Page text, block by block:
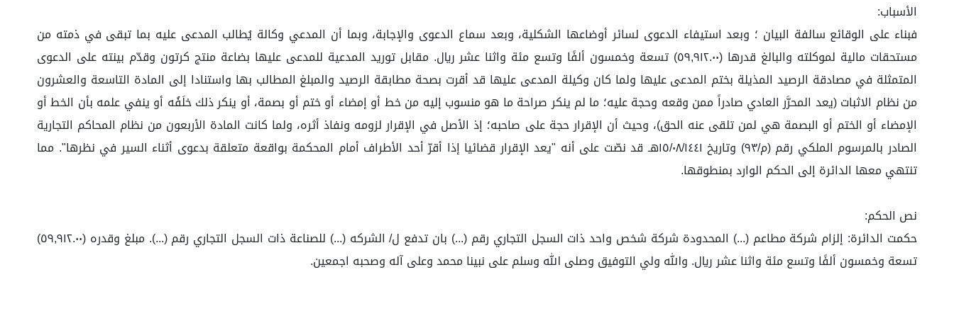
الأسباب:
فبناء على الوقائع سالفة البيان ؛ وبعد استيفاء الدعوى لسائر أوضاعها الشكلية، وبعد سماع الدعوى والإجابة، وبما أن المدعي وكالة يُطالب المدعى عليه بما تبقى في ذمته من
مستحقات مالية لموكلته والبالغ قدرها (٥٩,٩١٢.٠٠) تسعة وخمسون ألفًا وتسع مئة واثنا عشر ريال. مقابل توريد المدعية للمدعى عليها بضاعة منتج كرتون وقدّم بينته على الدعوى
المتمثلة في مصادقة الرصيد المذيلة بختم المدعى عليها ولما كان وكيلة المدعى عليها قد أقرت بصحة مطابقة الرصيد والمبلغ المطالب بها واستنادا إلى المادة التاسعة والعشرون
من نظام الاثبات (يعد المحرَّر العادي صادراً ممن وقعه وحجة عليه؛ ما لم ينكر صراحة ما هو منسوب إليه من خط أو إمضاء أو ختم أو بصمة، أو ينكر ذلك خلَفُه أو ينفي علمه بأن الخط أو
الإمضاء أو الختم أو البصمة هي لمن تلقى عنه الحق)، وحيث أن الإقرار حجة على صاحبه؛ إذ الأصل في الإقرار لزومه ونفاذ أثره، ولما كانت المادة الأربعون من نظام المحاكم التجارية
الصادر بالمرسوم الملكي رقم (م/٩٣) وتاريخ ١٥/٠٨/١٤٤١هـ قد نصّت على أنه "يعد الإقرار قضائيا إذا أقرّ أحد الأطراف أمام المحكمة بواقعة متعلقة بدعوى أثناء السير في نظرها". مما
تنتهي معها الدائرة إلى الحكم الوارد بمنطوقها.
نص الحكم:
حكمت الدائرة: إلزام شركة مطاعم (...) المحدودة شركة شخص واحد ذات السجل التجاري رقم (...) بان تدفع ل/ الشركه (...) للصناعة ذات السجل التجاري رقم (...). مبلغ وقدره (٥٩,٩١٢.٠٠)
تسعة وخمسون ألفًا وتسع مئة واثنا عشر ريال. والله ولي التوفيق وصلى الله وسلم على نبينا محمد وعلى آله وصحبه اجمعين.